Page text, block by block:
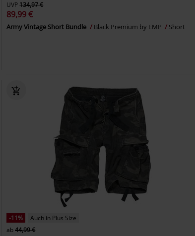
UVP134,97 €
89,99 €
Army Vintage Short Bundle Black Premium by EMP Short
-11%
Auch in Plus Size
ab44,99 €